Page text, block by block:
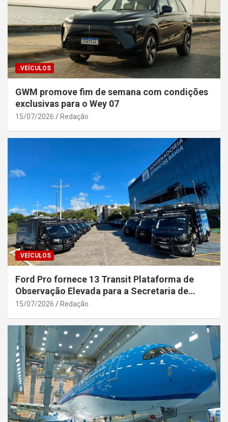
.VEÍCULOS
GWM promove fim de semana com condições
exclusivas para o Wey 07
15/07/2026 Redação
.VEÍCULOS
Ford Pro fornece 13 Transit Plataforma de
Observação Elevada para a Secretaria de
Segurança Pública da Bahia
15/07/2026 Redação